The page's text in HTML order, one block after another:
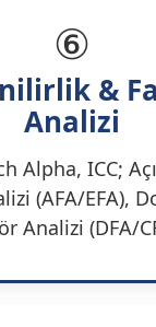
⑥
&
Analizi
Alpha, ICC;
(AFA/EFA),
Analizi (DFA/